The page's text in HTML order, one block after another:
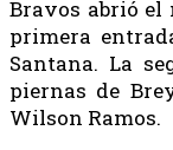
Bravos abrió el
primera
Santana. La
piernas de
Wilson Ramos.